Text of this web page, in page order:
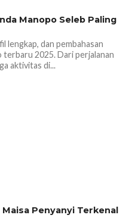
184
Manopo Seleb Paling
lengkap, dan pembahasan
2025. Dari perjalanan
aktivitas di...
194
Penyanyi Terkenal